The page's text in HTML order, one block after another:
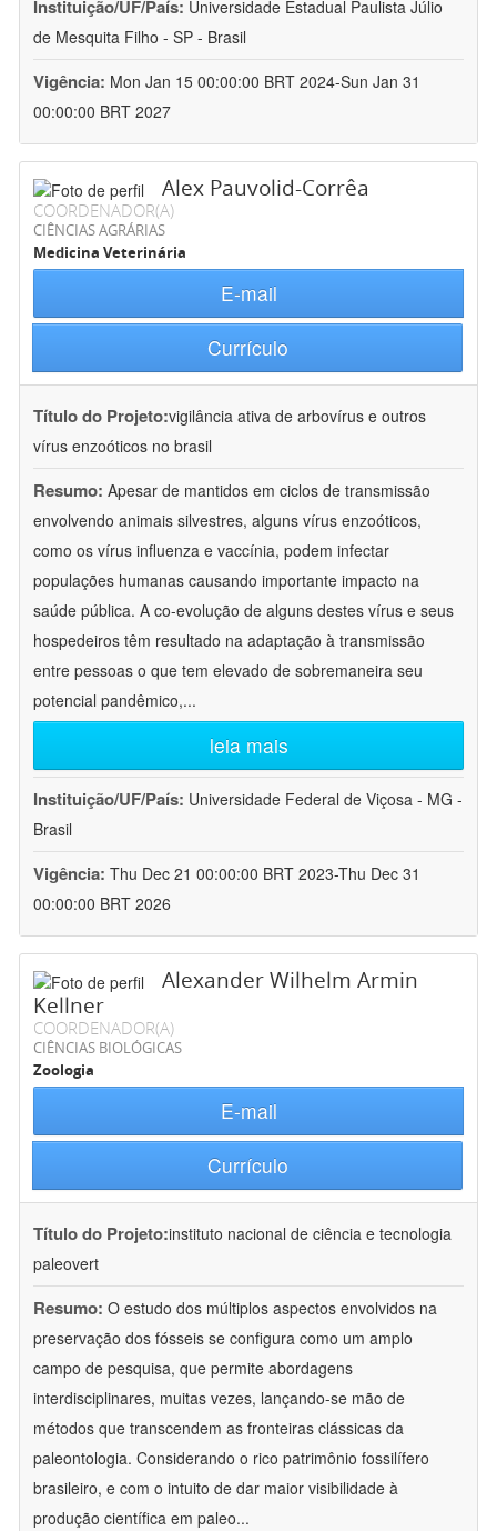
Instituição/UF/País: Universidade Estadual Paulista Júlio
de Mesquita Filho - SP - Brasil
Vigência: Mon Jan 15 00:00:00 BRT 2024-Sun Jan 31
00:00:00 BRT 2027
Alex Pauvolid-Corrêa
COORDENADOR(A)
CIÊNCIAS AGRÁRIAS
Medicina Veterinária
E-mail
Currículo
Título do Projeto:vigilância ativa de arbovírus e outros
vírus enzoóticos no brasil
Resumo: Apesar de mantidos em ciclos de transmissão
envolvendo animais silvestres, alguns vírus enzoóticos,
como os vírus influenza e vaccínia, podem infectar
populações humanas causando importante impacto na
saúde pública. A co-evolução de alguns destes vírus e seus
hospedeiros têm resultado na adaptação à transmissão
entre pessoas o que tem elevado de sobremaneira seu
potencial pandêmico,...
leia mais
Instituição/UF/País: Universidade Federal de Viçosa - MG -
Brasil
Vigência: Thu Dec 21 00:00:00 BRT 2023-Thu Dec 31
00:00:00 BRT 2026
Alexander Wilhelm Armin
Kellner
COORDENADOR(A)
CIÊNCIAS BIOLÓGICAS
Zoologia
E-mail
Currículo
Título do Projeto:instituto nacional de ciência e tecnologia
paleovert
Resumo: O estudo dos múltiplos aspectos envolvidos na
preservação dos fósseis se configura como um amplo
campo de pesquisa, que permite abordagens
interdisciplinares, muitas vezes, lançando-se mão de
métodos que transcendem as fronteiras clássicas da
paleontologia. Considerando o rico patrimônio fossilífero
brasileiro, e com o intuito de dar maior visibilidade à
produção científica em paleo...